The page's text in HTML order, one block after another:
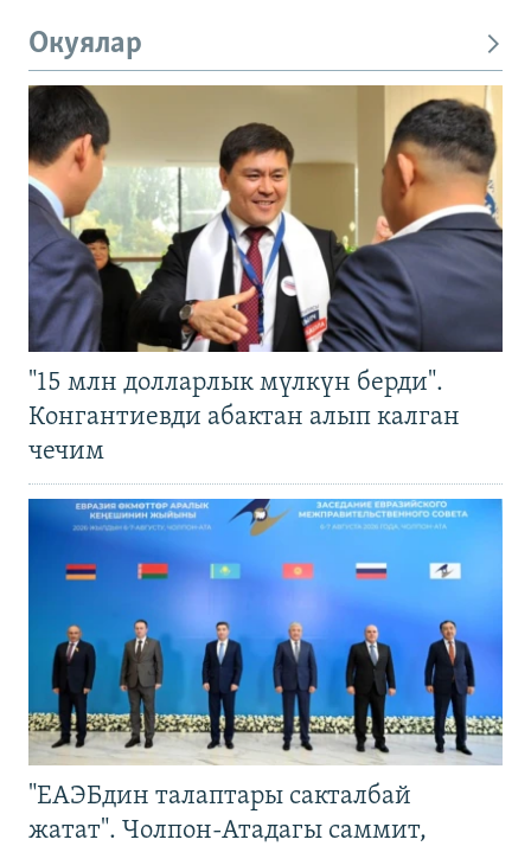
Окуялар
"15 млн долларлык мүлкүн берди".
Конгантиевди абактан алып калган
чечим
"ЕАЭБдин талаптары сакталбай
жатат". Чолпон-Атадагы саммит,